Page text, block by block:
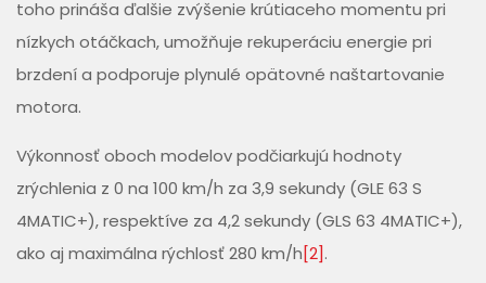
toho prináša ďalšie zvýšenie krútiaceho momentu pri
nízkych otáčkach, umožňuje rekuperáciu energie pri
brzdení a podporuje plynulé opätovné naštartovanie
motora.
Výkonnosť oboch modelov podčiarkujú hodnoty
zrýchlenia z 0 na 100 km/h za 3,9 sekundy (GLE 63 S
4MATIC+), respektíve za 4,2 sekundy (GLS 63 4MATIC+),
ako aj maximálna rýchlosť 280 km/h[2].